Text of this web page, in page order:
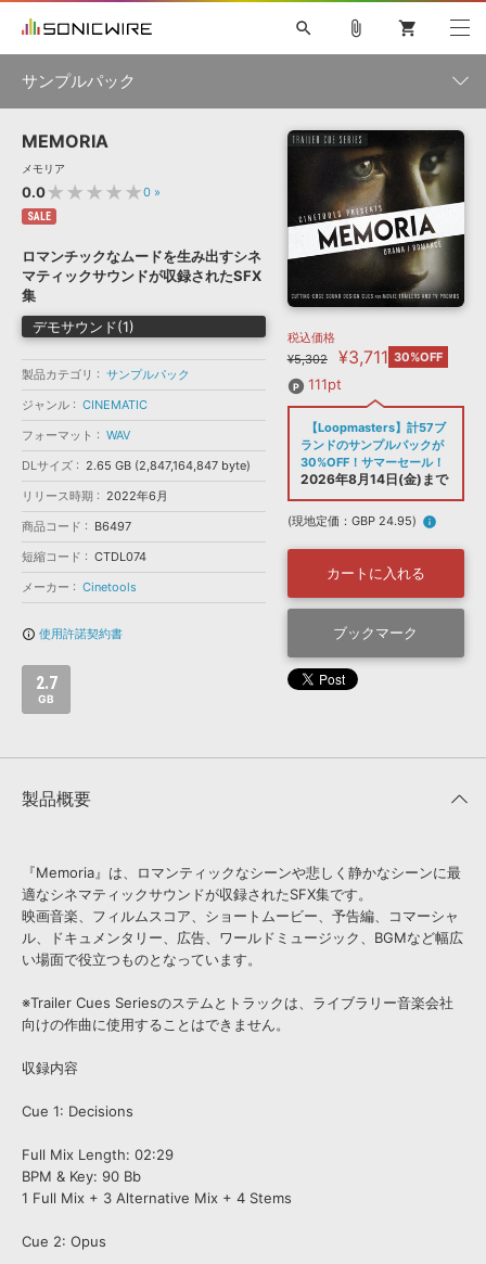
ソフト音源 »
プラグイン・エフェクト »
サンプルパック »
ソフトウェア／ツール »
DAW »
効果音 »
BGM »
特集 »
ニュースレター »
SONICWIREブログ »
製品サポート情報 »
DTMガイド »
FAQ »
お問い合わせ »
音楽カード
楽曲配信流通 サービス
無償のサウンド管理ソフト
次世代型 ボーカル・エディタ
SLS
search
初音ミク NT 巡音ルカ V4X
MEIKO V3
KAITO V3
SPITFIRE AUDIO
VIENNA
EZ DRUMMER 3
ライセンスフリーBGM
ボーカル抜き出し
DUBSTEP
ELECTRONICA
EDM TRANCE MUTANT
ROUTER.FM
SONOCA
ソフト音源 プラグイン・エフェクト
ソフトウェア／ツール 効果音
attach_file shopping_cart
サンプルパック
製品一覧
メーカー
フォーマット
ランキング
MEMORIA
メモリア
0.0★★★★★0 »
SALE
ロマンチックなムードを生み出すシネ
マティックサウンドが収録されたSFX
集
デモサウンド(1)
製品カテゴリ
サンプルパック
ジャンル
CINEMATIC
フォーマット
WAV
DLサイズ
2.65 GB (2,847,164,847 byte)
リリース時期
2022年6月
商品コード
B6497
短縮コード
CTDL074
メーカー
Cinetools
info_outline 使用許諾契約書
2.7
GB
税込価格
¥5,302
¥3,711 30%OFF
111pt
【Loopmasters】計57ブ
ランドのサンプルパックが
30%OFF！サマーセール！
2026年8月14日(金)まで
(現地定価：GBP 24.95) info
カートに入れる
ブックマーク
製品概要
『Memoria』は、ロマンティックなシーンや悲しく静かなシーンに最
適なシネマティックサウンドが収録されたSFX集です。
映画音楽、フィルムスコア、ショートムービー、予告編、コマーシャ
ル、ドキュメンタリー、広告、ワールドミュージック、BGMなど幅広
い場面で役立つものとなっています。
※Trailer Cues Seriesのステムとトラックは、ライブラリー音楽会社
向けの作曲に使用することはできません。
収録内容
Cue 1: Decisions
Full Mix Length: 02:29
BPM & Key: 90 Bb
1 Full Mix + 3 Alternative Mix + 4 Stems
Cue 2: Opus